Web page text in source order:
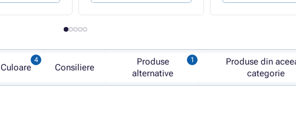
Culoare Consiliere
Produse
alternative
Produse din
categorie